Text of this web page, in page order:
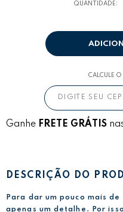
QUANTIDADE:
CALCULE
Ganhe FRETE GRÁTIS
DESCRIÇÃO DO
Para dar um pouco mais
apenas um detalhe. Por